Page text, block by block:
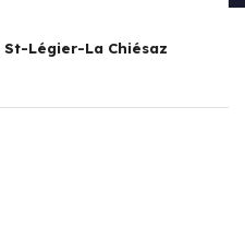
St-Légier-La Chiésaz